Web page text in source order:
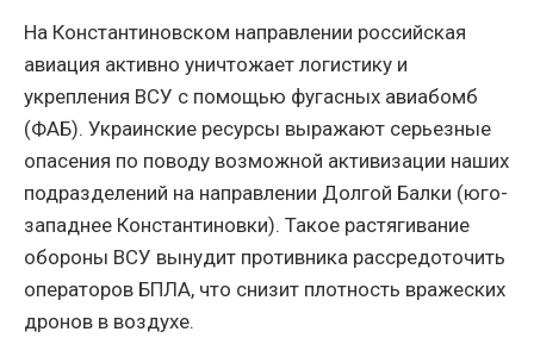
На Константиновском направлении российская
авиация активно уничтожает логистику и
укрепления ВСУ с помощью фугасных авиабомб
(ФАБ). Украинские ресурсы выражают серьезные
опасения по поводу возможной активизации наших
подразделений на направлении Долгой Балки (юго-
западнее Константиновки). Такое растягивание
обороны ВСУ вынудит противника рассредоточить
операторов БПЛА, что снизит плотность вражеских
дронов в воздухе.